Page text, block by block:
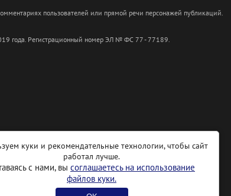
пользователей или прямой речи персонажей публикаций.
года. Регистрационный номер ЭЛ № ФС 77 - 77189.
куки и рекомендательные технологии, чтобы сайт
работал лучше.
с нами, вы соглашаетесь на использование
файлов куки.